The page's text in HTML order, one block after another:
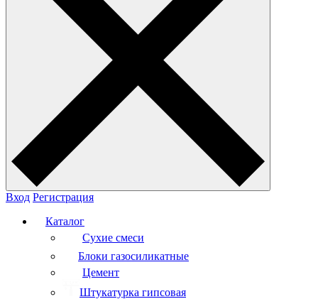
Вход Регистрация
Каталог
Сухие смеси
Блоки газосиликатные
Цемент
Штукатурка гипсовая